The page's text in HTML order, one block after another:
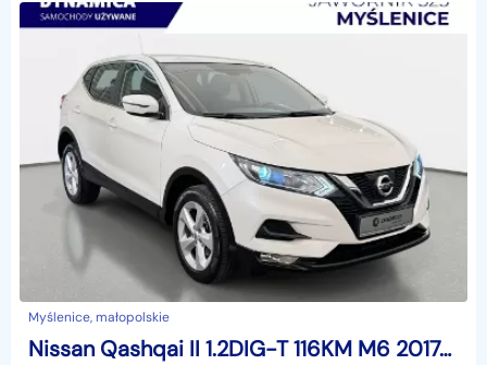
Myślenice, małopolskie
Nissan Qashqai II 1.2DIG-T 116KM M6 2017/2018 r., salon PL, przebieg tylko 88tys.km